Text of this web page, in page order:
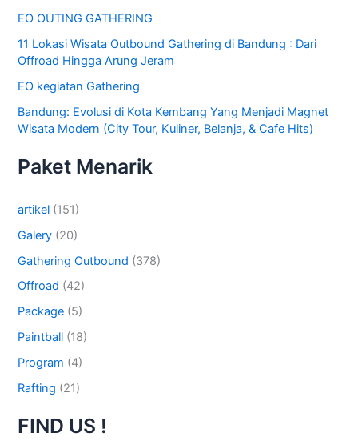
EO OUTING GATHERING
11 Lokasi Wisata Outbound Gathering di Bandung : Dari
Offroad Hingga Arung Jeram
EO kegiatan Gathering
Bandung: Evolusi di Kota Kembang Yang Menjadi Magnet
Wisata Modern (City Tour, Kuliner, Belanja, & Cafe Hits)
Paket Menarik
artikel (151)
Galery (20)
Gathering Outbound (378)
Offroad (42)
Package (5)
Paintball (18)
Program (4)
Rafting (21)
FIND US !